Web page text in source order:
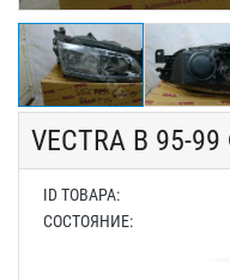
VECTRA B 95-
ID ТОВАРА:
СОСТОЯНИЕ: